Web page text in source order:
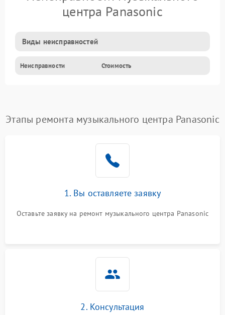
центра Panasonic
Виды неисправностей
Неисправности Стоимость
Этапы ремонта музыкального центра Panasonic
1. Вы оставляете заявку
Оставьте заявку на ремонт музыкального центра Panasonic
2. Консультация